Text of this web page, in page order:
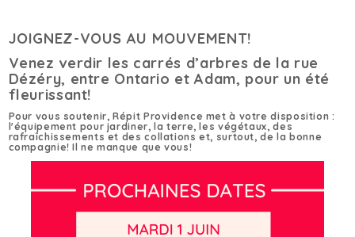
JOIGNEZ-VOUS AU MOUVEMENT!
Venez verdir les carrés d’arbres de la rue
Dézéry, entre Ontario et Adam, pour un été
fleurissant!
Pour vous soutenir, Répit Providence met à votre disposition :
l'équipement pour jardiner, la terre, les végétaux, des
rafraîchissements et des collations et, surtout, de la bonne
compagnie! Il ne manque que vous!